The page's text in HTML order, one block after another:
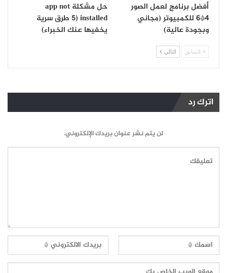
أفضل برنامج لعمل الصور
4*6 للكمبيوتر (مجاني
وبجودة عالية)
حل مشكلة app not
installed (5 طرق سرية
يخفيها عنك الخبراء)
السابق التالي
اترك رد
لن يتم نشر عنوان بريدك الإلكتروني.